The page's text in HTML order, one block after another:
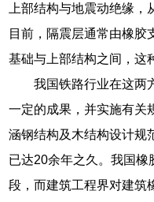
上部结构与地震动绝缘，
目前，隔震层通常由橡胶
基础与上部结构之间，这
我国铁路行业在这两
一定的成果，并实施有关
涵钢结构及木结构设计规
已达20余年之久。我国
段，而建筑工程界对建筑